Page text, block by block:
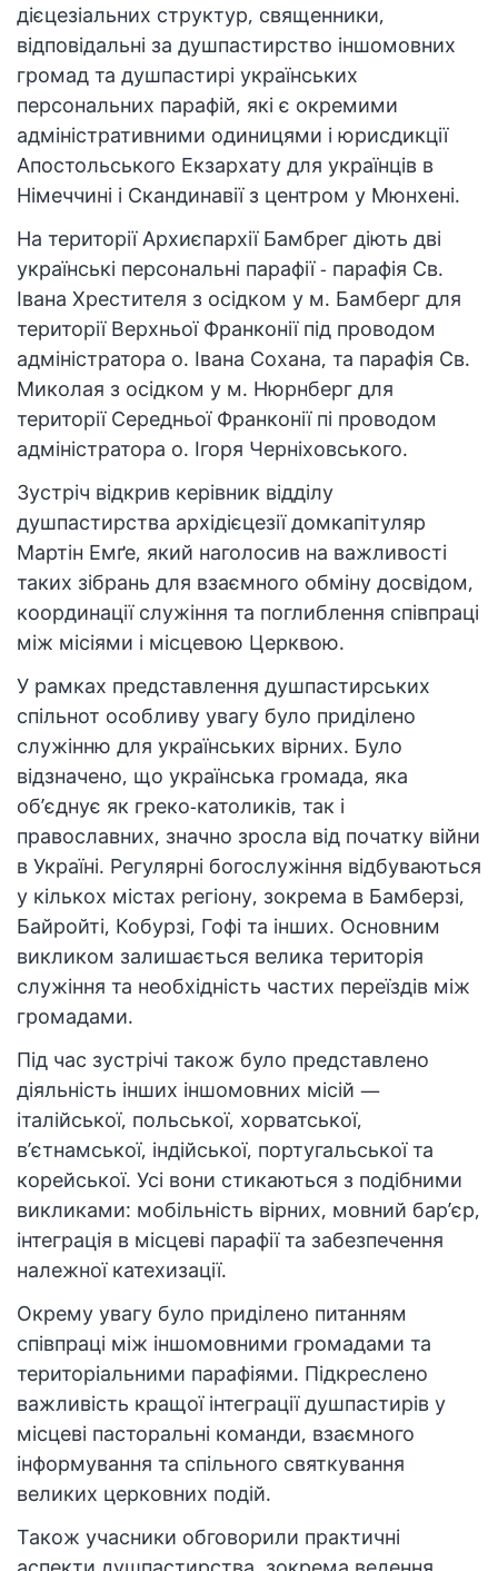
дієцезіальних структур, священники,
відповідальні за душпастирство іншомовних
громад та душпастирі українських
персональних парафій, які є окремими
адміністративними одиницями і юрисдикції
Апостольського Екзархату для українців в
Німеччині і Скандинавії з центром у Мюнхені.
На території Архиєпархії Бамбрег діють дві
українські персональні парафії - парафія Св.
Івана Хрестителя з осідком у м. Бамберг для
території Верхньої Франконії під проводом
адміністратора о. Івана Сохана, та парафія Св.
Миколая з осідком у м. Нюрнберг для
території Середньої Франконії пі проводом
адміністратора о. Ігоря Черніховського.
Зустріч відкрив керівник відділу
душпастирства архідієцезії домкапітуляр
Мартін Емґе, який наголосив на важливості
таких зібрань для взаємного обміну досвідом,
координації служіння та поглиблення співпраці
між місіями і місцевою Церквою.
У рамках представлення душпастирських
спільнот особливу увагу було приділено
служінню для українських вірних. Було
відзначено, що українська громада, яка
об’єднує як греко-католиків, так і
православних, значно зросла від початку війни
в Україні. Регулярні богослужіння відбуваються
у кількох містах регіону, зокрема в Бамберзі,
Байройті, Кобурзі, Гофі та інших. Основним
викликом залишається велика територія
служіння та необхідність частих переїздів між
громадами.
Під час зустрічі також було представлено
діяльність інших іншомовних місій —
італійської, польської, хорватської,
в’єтнамської, індійської, португальської та
корейської. Усі вони стикаються з подібними
викликами: мобільність вірних, мовний бар’єр,
інтеграція в місцеві парафії та забезпечення
належної катехизації.
Окрему увагу було приділено питанням
співпраці між іншомовними громадами та
територіальними парафіями. Підкреслено
важливість кращої інтеграції душпастирів у
місцеві пасторальні команди, взаємного
інформування та спільного святкування
великих церковних подій.
Також учасники обговорили практичні